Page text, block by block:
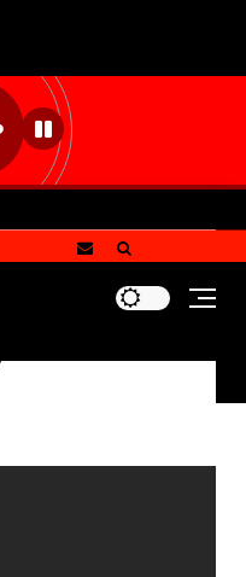
vandalismo contra